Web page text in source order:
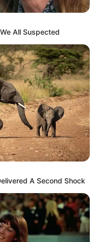
pisau lipat bisa jadi
gak ada yang tahu
All Suspected
A Second Shock